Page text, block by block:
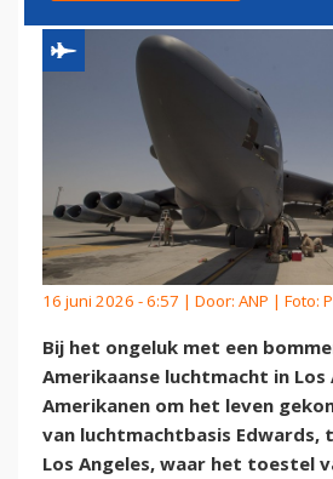
16 juni 2026 - 6:57 | Door: ANP | Foto:
Bij het ongeluk met een
Amerikaanse luchtmacht in Los
Amerikanen om het leven
van luchtmachtbasis Edwards,
Los Angeles, waar het toestel